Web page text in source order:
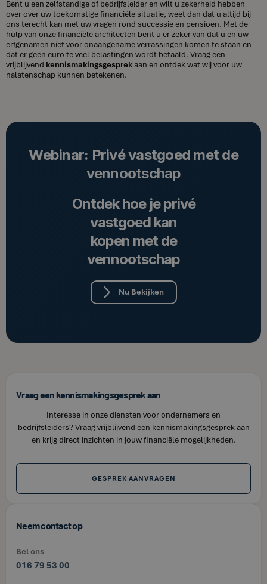
Bent u een zelfstandige of bedrijfsleider en wilt u zekerheid hebben
over over uw toekomstige financiële situatie, weet dan dat u altijd bij
ons terecht kan met uw vragen rond successie en pensioen. Met de
hulp van onze financiële architecten bent u er zeker van dat u en uw
erfgenamen niet voor onaangename verrassingen komen te staan en
dat er geen euro te veel belastingen wordt betaald. Vraag een
vrijblijvend kennismakingsgesprekaan en ontdek wat wij voor uw
nalatenschap kunnen betekenen.
Webinar: Privé vastgoed met de
vennootschap
Ontdek hoe je privé
vastgoed kan
kopen met de
vennootschap
Nu Bekijken
Vraag een kennismakingsgesprek aan
Interesse in onze diensten voor ondernemers en
bedrijfsleiders? Vraag vrijblijvend een kennismakingsgesprek aan
en krijg direct inzichten in jouw financiële mogelijkheden.
GESPREK AANVRAGEN
Neem contact op
Bel ons
016 79 53 00